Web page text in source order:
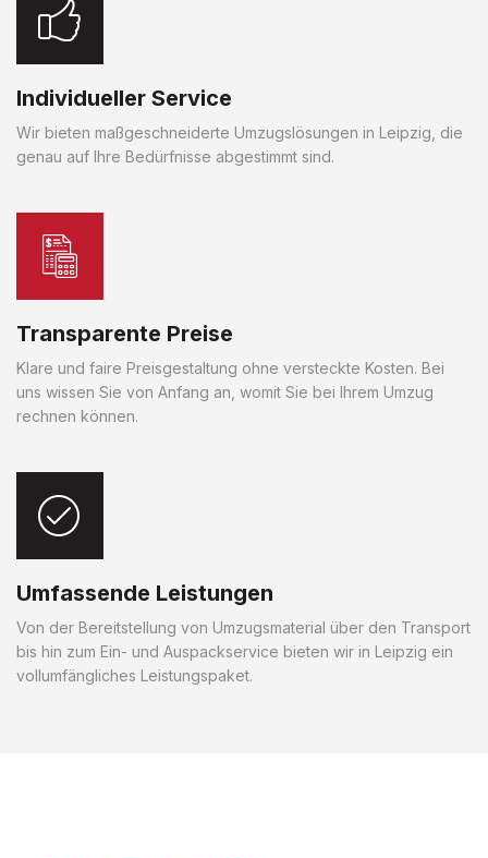
Individueller Service
Wir bieten maßgeschneiderte Umzugslösungen in Leipzig, die
genau auf Ihre Bedürfnisse abgestimmt sind.
Transparente Preise
Klare und faire Preisgestaltung ohne versteckte Kosten. Bei
uns wissen Sie von Anfang an, womit Sie bei Ihrem Umzug
rechnen können.
Umfassende Leistungen
Von der Bereitstellung von Umzugsmaterial über den Transport
bis hin zum Ein- und Auspackservice bieten wir in Leipzig ein
vollumfängliches Leistungspaket.